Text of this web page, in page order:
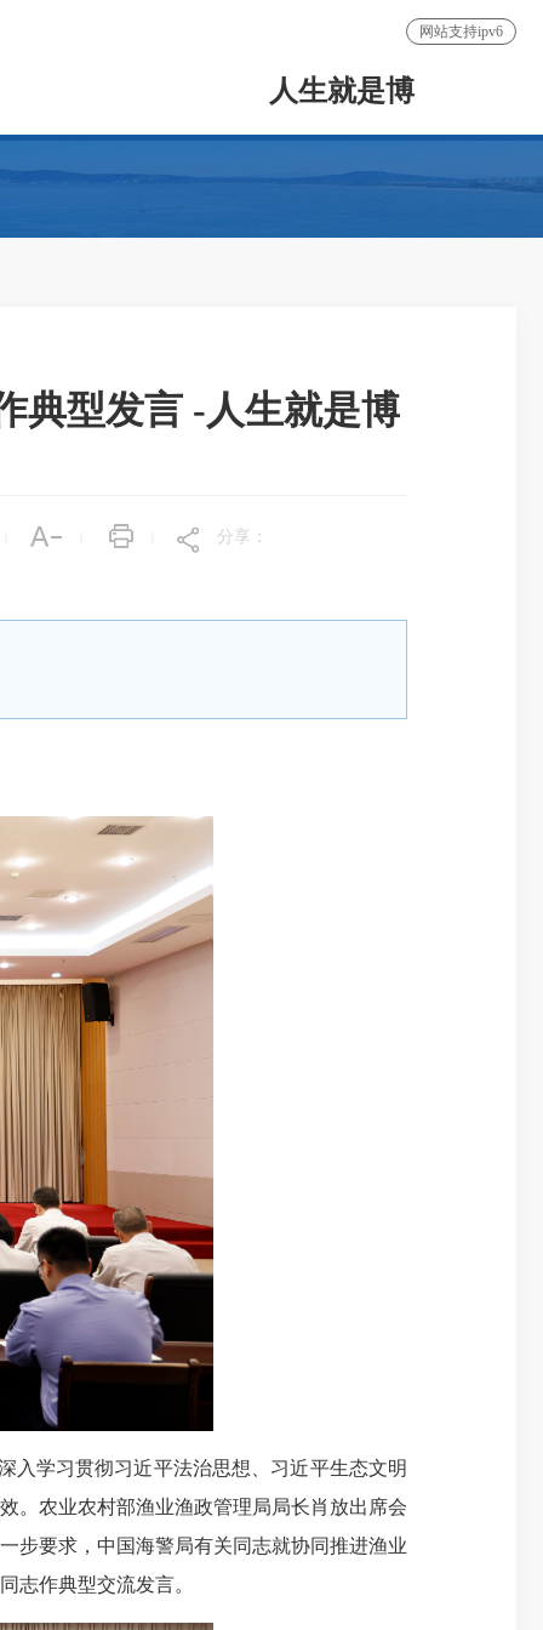
网站支持ipv6
人生就是博
典型发言 -人生就是博
分享：
学习贯彻习近平法治思想、习近平生态文明
。农业农村部渔业渔政管理局局长肖放出席会
步要求，中国海警局有关同志就协同推进渔业
志作典型交流发言。